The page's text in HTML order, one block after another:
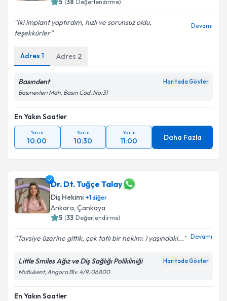
5 (38 Değerlendirme)
İki implant yaptırdım, hızlı ve sorunsuz oldu,
teşekkürler
Devamı
Adres 1 Adres 2
Basındent Haritada Göster
Basınevleri Mah. Basın Cad. No:31
En Yakın Saatler
Yarın
10:00
Yarın
10:30
Yarın
11:00 Daha Fazla
Dr. Dt. Tuğçe Talay
Diş Hekimi +1diğer
Ankara, Çankaya
5 (33 Değerlendirme)
Tavsiye üzerine gittik, çok tatlı bir hekim: ) yaşındaki... Devamı
Little Smiles Ağız ve Diş Sağlığı Polikliniği Haritada Göster
Mutlukent, Angora Blv. 4/9, 06800
En Yakın Saatler